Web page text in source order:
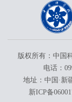
版权所有：中国
电话：
地址：中国·新
新ICP备